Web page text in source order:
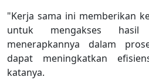
"Kerja sama ini memberikan
untuk mengakses
menerapkannya dalam
dapat meningkatkan
katanya.